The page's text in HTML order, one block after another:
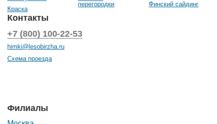
Краска
перегородки
Финский сайдинг
Контакты
+7 (800) 100-22-53
himki@lesobirzha.ru
Схема проезда
Филиалы